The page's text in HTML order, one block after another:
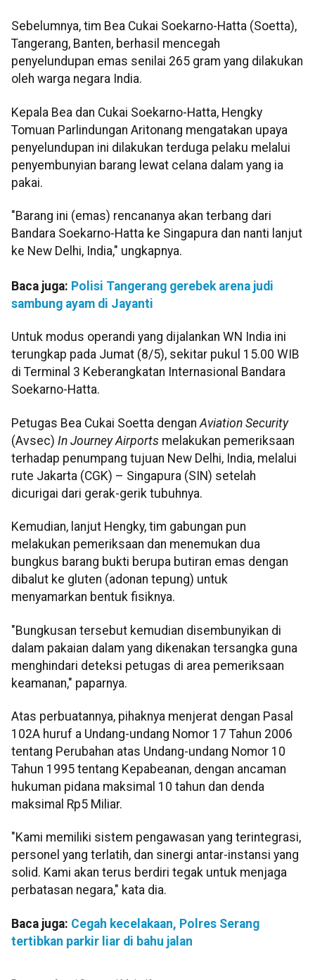
Sebelumnya, tim Bea Cukai Soekarno-Hatta (Soetta),
Tangerang, Banten, berhasil mencegah
penyelundupan emas senilai 265 gram yang dilakukan
oleh warga negara India.
Kepala Bea dan Cukai Soekarno-Hatta, Hengky
Tomuan Parlindungan Aritonang mengatakan upaya
penyelundupan ini dilakukan terduga pelaku melalui
penyembunyian barang lewat celana dalam yang ia
pakai.
"Barang ini (emas) rencananya akan terbang dari
Bandara Soekarno-Hatta ke Singapura dan nanti lanjut
ke New Delhi, India," ungkapnya.
Baca juga: Polisi Tangerang gerebek arena judi
sambung ayam di Jayanti
Untuk modus operandi yang dijalankan WN India ini
terungkap pada Jumat (8/5), sekitar pukul 15.00 WIB
di Terminal 3 Keberangkatan Internasional Bandara
Soekarno-Hatta.
Petugas Bea Cukai Soetta dengan Aviation Security
(Avsec) In Journey Airports melakukan pemeriksaan
terhadap penumpang tujuan New Delhi, India, melalui
rute Jakarta (CGK) – Singapura (SIN) setelah
dicurigai dari gerak-gerik tubuhnya.
Kemudian, lanjut Hengky, tim gabungan pun
melakukan pemeriksaan dan menemukan dua
bungkus barang bukti berupa butiran emas dengan
dibalut ke gluten (adonan tepung) untuk
menyamarkan bentuk fisiknya.
"Bungkusan tersebut kemudian disembunyikan di
dalam pakaian dalam yang dikenakan tersangka guna
menghindari deteksi petugas di area pemeriksaan
keamanan," paparnya.
Atas perbuatannya, pihaknya menjerat dengan Pasal
102A huruf a Undang-undang Nomor 17 Tahun 2006
tentang Perubahan atas Undang-undang Nomor 10
Tahun 1995 tentang Kepabeanan, dengan ancaman
hukuman pidana maksimal 10 tahun dan denda
maksimal Rp5 Miliar.
"Kami memiliki sistem pengawasan yang terintegrasi,
personel yang terlatih, dan sinergi antar-instansi yang
solid. Kami akan terus berdiri tegak untuk menjaga
perbatasan negara," kata dia.
Baca juga: Cegah kecelakaan, Polres Serang
tertibkan parkir liar di bahu jalan